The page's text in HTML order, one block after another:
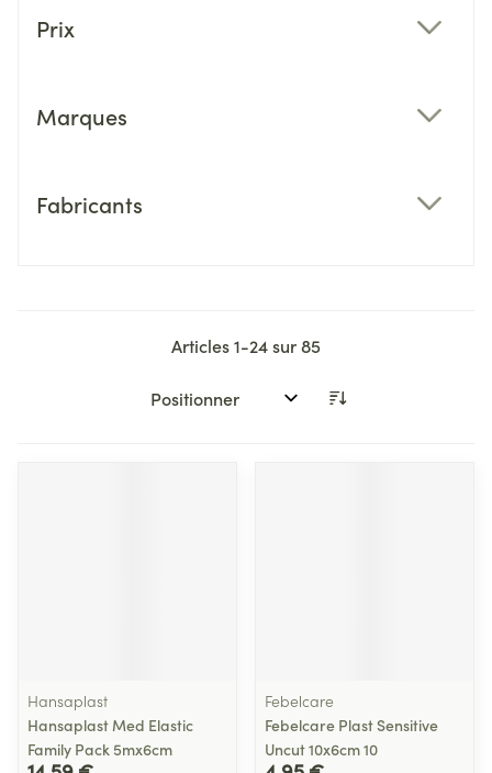
Prix
Marques
Fabricants
Articles1-24sur85
Trier par:
Hansaplast
Hansaplast Med Elastic
Family Pack 5mx6cm
Febelcare
Febelcare Plast Sensitive
Uncut 10x6cm 10